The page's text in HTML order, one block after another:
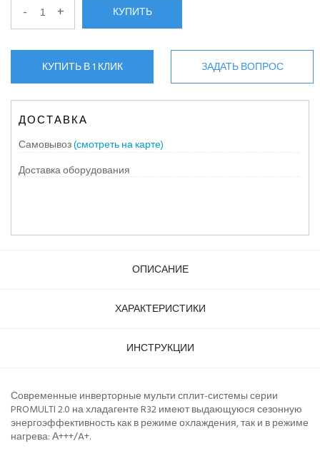
- + КУПИТЬ
КУПИТЬ В 1 КЛИК ЗАДАТЬ ВОПРОС
ДОСТАВКА
Самовывоз(смотреть на карте)
Доставка оборудования
ОПИСАНИЕ
ХАРАКТЕРИСТИКИ
ИНСТРУКЦИИ
Современные инверторные мульти сплит-системы серии
PROMULTI 2.0 на хладагенте R32 имеют выдающуюся сезонную
энергоэффективность как в режиме охлаждения, так и в режиме
нагрева: А+++/A+.